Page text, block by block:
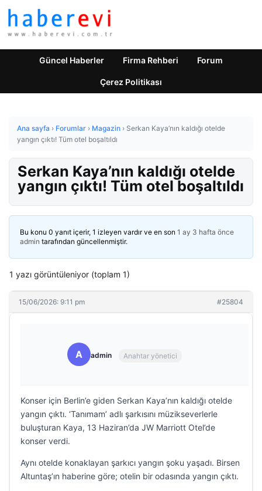
Güncel Haberler Firma Rehberi Forum
Çerez Politikası
Ana sayfa › Forumlar › Magazin › Serkan Kaya’nın kaldığı otelde
yangın çıktı! Tüm otel boşaltıldı
Serkan Kaya’nın kaldığı otelde
yangın çıktı! Tüm otel boşaltıldı
Bu konu 0 yanıt içerir, 1 izleyen vardır ve en son 1 ay 3 hafta önce
admin tarafından güncellenmiştir.
1 yazı görüntüleniyor (toplam 1)
15/06/2026: 9:11 pm #25804
A admin Anahtar yönetici
Konser için Berlin’e giden Serkan Kaya’nın kaldığı otelde
yangın çıktı. ‘Tanımam’ adlı şarkısını müzikseverlerle
buluşturan Kaya, 13 Haziran’da JW Marriott Otel’de
konser verdi.
Aynı otelde konaklayan şarkıcı yangın şoku yaşadı. Birsen
Altuntaş’ın haberine göre; otelin bir odasında yangın çıktı.